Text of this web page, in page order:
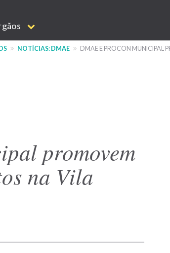
NOTÍCIAS: DMAE DMAE E PROCON MUNICIPAL
promovem
na Vila